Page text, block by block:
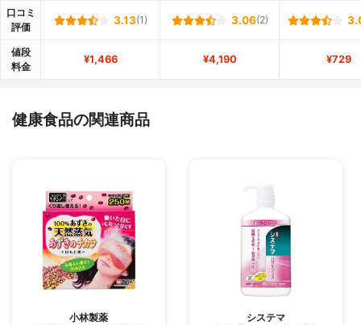
口コミ
評価
3.13(1) 3.06(2)
値段
料金
¥1,466 ¥4,190 ¥729
健康食品の関連商品
小林製薬
システマ